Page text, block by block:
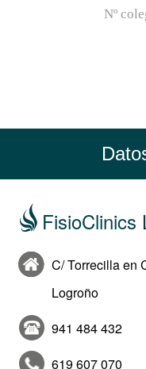
Nº
FisioClinics
C/ Torrecilla en
Logroño
941 484 432
619 607 070